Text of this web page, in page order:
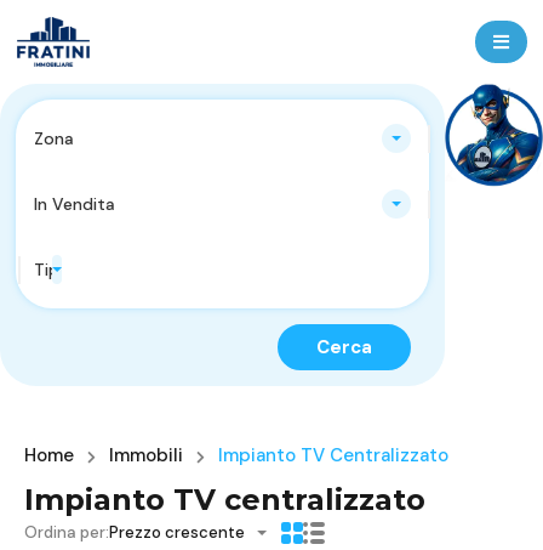
Zona
In Vendita
Tipologie Immobili
Cerca
Home Immobili Impianto TV Centralizzato
Impianto TV centralizzato
Ordina per:Prezzo crescente